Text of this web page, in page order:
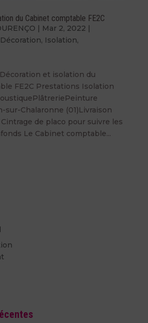
du Cabinet comptable FE2C
Mar 2, 2022
Décoration, Isolation,
et isolation du
FE2C Prestations Isolation
sur-Chalaronne (01)Livraison
de placo pour suivre les
Le Cabinet comptable...